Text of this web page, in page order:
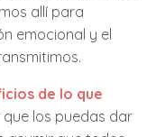
allí para
emocional y el
de lo que
los puedas dar